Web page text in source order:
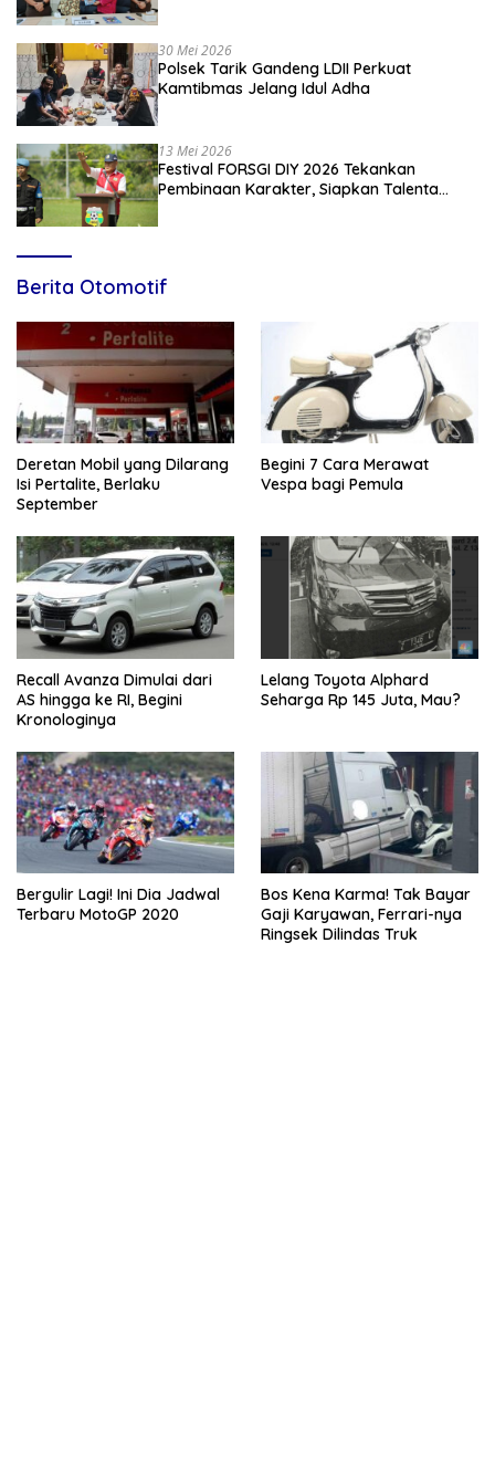
30 Mei 2026
Polsek Tarik Gandeng LDII Perkuat
Kamtibmas Jelang Idul Adha
13 Mei 2026
Festival FORSGI DIY 2026 Tekankan
Pembinaan Karakter, Siapkan Talenta
Berita Otomotif
Deretan Mobil yang Dilarang
Isi Pertalite, Berlaku
September
Begini 7 Cara Merawat
Vespa bagi Pemula
Recall Avanza Dimulai dari
AS hingga ke RI, Begini
Kronologinya
Lelang Toyota Alphard
Seharga Rp 145 Juta, Mau?
Bergulir Lagi! Ini Dia Jadwal
Terbaru MotoGP 2020
Bos Kena Karma! Tak Bayar
Gaji Karyawan, Ferrari-nya
Ringsek Dilindas Truk